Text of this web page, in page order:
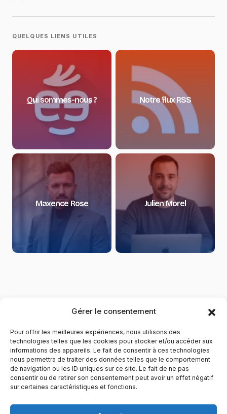
Gérer le consentement
Pour offrir les meilleures expériences, nous utilisons des
technologies telles que les cookies pour stocker et/ou accéder aux
informations des appareils. Le fait de consentir à ces technologies
nous permettra de traiter des données telles que le comportement
de navigation ou les ID uniques sur ce site. Le fait de ne pas
consentir ou de retirer son consentement peut avoir un effet négatif
sur certaines caractéristiques et fonctions.
QUELQUES LIENS UTILES
Qui sommes-nous ? Notre flux RSS
Maxence Rose Julien Morel
YubiGeek est un média français dédié aux nouvelles
technologies, à la culture geek et au numérique. Fondé par